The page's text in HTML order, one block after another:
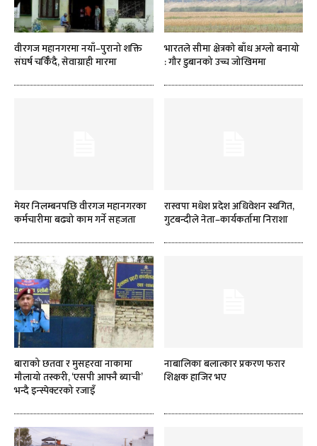
वीरगज महानगरमा नयाँ–पुरानो शक्ति
संघर्ष चर्किँदै, सेवाग्राही मारमा
भारतले सीमा क्षेत्रको बाँध अग्लो बनायो
: गौर डुबानको उच्च जोखिममा
मेयर निलम्बनपछि वीरगज महानगरका
कर्मचारीमा बढ्यो काम गर्ने सहजता
रास्वपा मधेश प्रदेश अधिवेशन स्थगित,
गुटबन्दीले नेता–कार्यकर्तामा निराशा
बाराको छतवा र मुसहरवा नाकामा
मौलायो तस्करी, ‘एसपी आफ्नै ब्याची’
भन्दै इन्स्पेक्टरको रजाइँ
नाबालिका बलात्कार प्रकरण फरार
शिक्षक हाजिर भए